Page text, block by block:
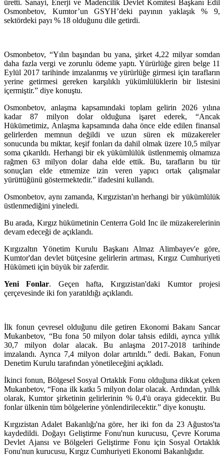
üretti. Sanayi, Enerji ve Madencilik Devlet Komitesi Başkanı Edil
Osmonbetov, Kumtor’un GSYH’deki payının yaklaşık % 9,
sektördeki payı % 18 olduğunu dile getirdi.
Osmonbetov, “Yılın başından bu yana, şirket 4,22 milyar somdan
daha fazla vergi ve zorunlu ödeme yaptı. Yürürlüğe giren belge 11
Eylül 2017 tarihinde imzalanmış ve yürürlüğe girmesi için tarafların
yerine getirmesi gereken karşılıklı yükümlülüklerin bir listesini
içermiştir.” diye konuştu.
Osmonbetov, anlaşma kapsamındaki toplam gelirin 2026 yılına
kadar 87 milyon dolar olduğuna işaret ederek, “Ancak
Hükümetimiz, Anlaşma kapsamında daha önce elde edilen finansal
gelirlerden memnun değildi ve uzun süren ek müzakereler
sonucunda bu miktar, keşif fonları da dahil olmak üzere 10,5 milyar
soma çıkarıldı. Herhangi bir ek yükümlülük üstlenmemiş olmamıza
rağmen 63 milyon dolar daha elde ettik. Bu, tarafların bu tür
sonuçları elde etmemize izin veren yapıcı ortak çalışmalar
yürüttüğünü göstermektedir.” ifadesini kullandı.
Osmonbetov, aynı zamanda, Kırgızistan'ın herhangi bir yükümlülük
üstlenmediğini yineledi.
Bu arada, Kırgız hükümetinin Centerra Gold Inc ile müzakerelerinin
devam edeceği de açıklandı.
Kırgızaltın Yönetim Kurulu Başkanı Almaz Alimbayev'e göre,
Kumtor'dan devlet bütçesine gelirlerin artması, Kırgız Cumhuriyeti
Hükümeti için büyük bir zaferdir.
Yeni Fonlar. Geçen hafta, Kırgızistan'daki Kumtor projesi
çerçevesinde iki fon yaratıldığı açıklandı.
İlk fonun çevresel olduğunu dile getiren Ekonomi Bakanı Sancar
Mukanbetov, “Bu fona 50 milyon dolar tahsis edildi, ayrıca yıllık
30,7 milyon dolar alacak. Bu anlaşma 2017-2018 tarihinde
imzalandı. Ayrıca 7,4 milyon dolar artırıldı.” dedi. Bakan, Fonun
Denetim Kurulu tarafından yönetileceğini açıkladı.
İkinci fonun, Bölgesel Sosyal Ortaklık Fonu olduğuna dikkat çeken
Mukanbetov, “Fona ilk katkı 5 milyon dolar olacak. Ardından, yıllık
olarak, Kumtor şirketinin gelirlerinin % 0,4'ü oraya gidecektir. Bu
fonlar ülkenin tüm bölgelerine yönlendirilecektir.” diye konuştu.
Kırgızistan Adalet Bakanlığı'na göre, her iki fon da 23 Ağustos'ta
kaydedildi. Doğayı Geliştirme Fonu'nun kurucusu, Çevre Koruma
Devlet Ajansı ve Bölgeleri Geliştirme Fonu için Sosyal Ortaklık
Fonu'nun kurucusu, Kırgız Cumhuriyeti Ekonomi Bakanlığıdır.